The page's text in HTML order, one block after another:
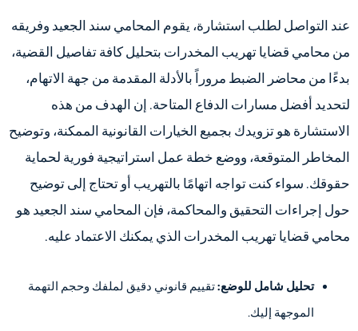
عند التواصل لطلب استشارة، يقوم المحامي سند الجعيد وفريقه
من محامي قضايا تهريب المخدرات بتحليل كافة تفاصيل القضية،
بدءًا من محاضر الضبط مروراً بالأدلة المقدمة من جهة الاتهام،
لتحديد أفضل مسارات الدفاع المتاحة. إن الهدف من هذه
الاستشارة هو تزويدك بجميع الخيارات القانونية الممكنة، وتوضيح
المخاطر المتوقعة، ووضع خطة عمل استراتيجية فورية لحماية
حقوقك. سواء كنت تواجه اتهامًا بالتهريب أو تحتاج إلى توضيح
حول إجراءات التحقيق والمحاكمة، فإن المحامي سند الجعيد هو
محامي قضايا تهريب المخدرات الذي يمكنك الاعتماد عليه.
تحليل شامل للوضع:تقييم قانوني دقيق لملفك وحجم التهمة
الموجهة إليك.